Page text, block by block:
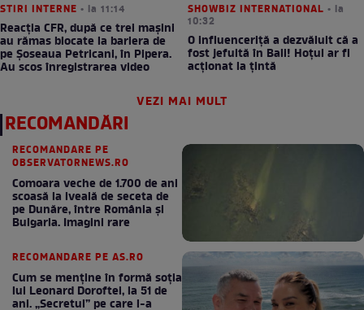
STIRI INTERNE • la 11:14
Reacția CFR, după ce trei mașini
au rămas blocate la bariera de
pe Șoseaua Petricani, în Pipera.
Au scos înregistrarea video
SHOWBIZ INTERNATIONAL • la
10:32
O influenceriță a dezvăluit că a
fost jefuită în Bali! Hoțul ar fi
acționat la țintă
VEZI MAI MULT
RECOMANDĂRI
RECOMANDARE PE
OBSERVATORNEWS.RO
Comoara veche de 1.700 de ani
scoasă la iveală de seceta de
pe Dunăre, între România şi
Bulgaria. Imagini rare
RECOMANDARE PE AS.RO
Cum se menţine în formă soţia
lui Leonard Doroftei, la 51 de
ani. „Secretul” pe care l-a